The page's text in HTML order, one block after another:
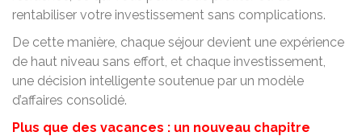
rentabiliser votre investissement sans complications.
De cette manière, chaque séjour devient une expérience
de haut niveau sans effort, et chaque investissement,
une décision intelligente soutenue par un modèle
d’affaires consolidé.
Plus que des vacances : un nouveau chapitre